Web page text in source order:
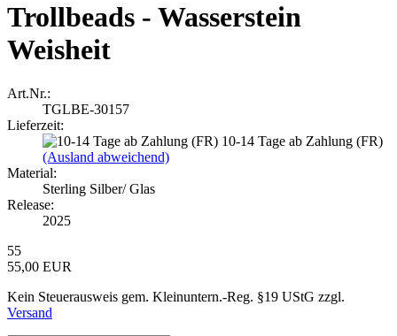
Trollbeads - Wasserstein
Weisheit
Art.Nr.:
TGLBE-30157
Lieferzeit:
10-14 Tage ab Zahlung (FR)
(Ausland abweichend)
Material:
Sterling Silber/ Glas
Release:
2025
55
55,00 EUR
Kein Steuerausweis gem. Kleinuntern.-Reg. §19 UStG zzgl.
Versand